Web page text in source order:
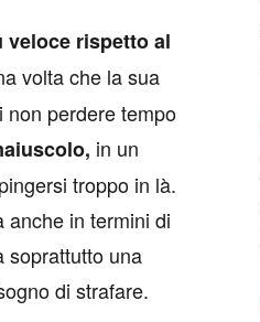
veloce rispetto al
volta che la sua
non perdere tempo
in un
troppo in là.
anche in termini di
soprattutto una
di strafare.